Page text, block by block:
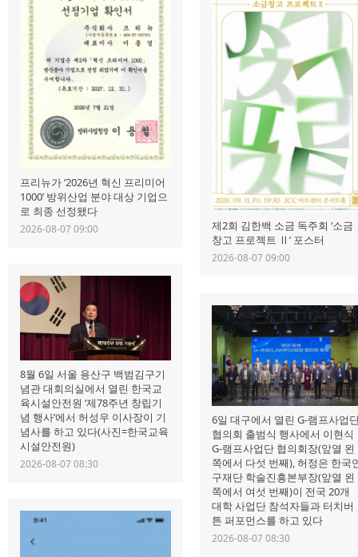
프리뉴가 ‘2026년 혁신 프리미어
1000’ 방위산업 분야 대상 기업으
로 최종 선정됐다
2026-08-07 09:00
제2회 김한백 소금 독주회 ‘소금
창고 프로젝트 Ⅱ’ 포스터
2026-08-07 09:00
8월 6일 서울 용산구 백범김구기
념관 대회의실에서 열린 한국교
육시설안전원 ‘제78주년 창립기
념 행사’에서 허성우 이사장이 기
념사를 하고 있다(사진=한국교육
시설안전원)
2026-08-07 08:30
6일 대구에서 열린 G-램프사업
협의회 출범식 행사에서 이현식
G-램프사업단 협의회장(앞열 왼
쪽에서 다섯 번째), 허정은 한국
구재단 학술진흥본부장(앞열 왼
쪽에서 여섯 번째)이 전국 20개
대학 사업단 참석자들과 터치버
튼 퍼포먼스를 하고 있다
2026-08-07 08:30